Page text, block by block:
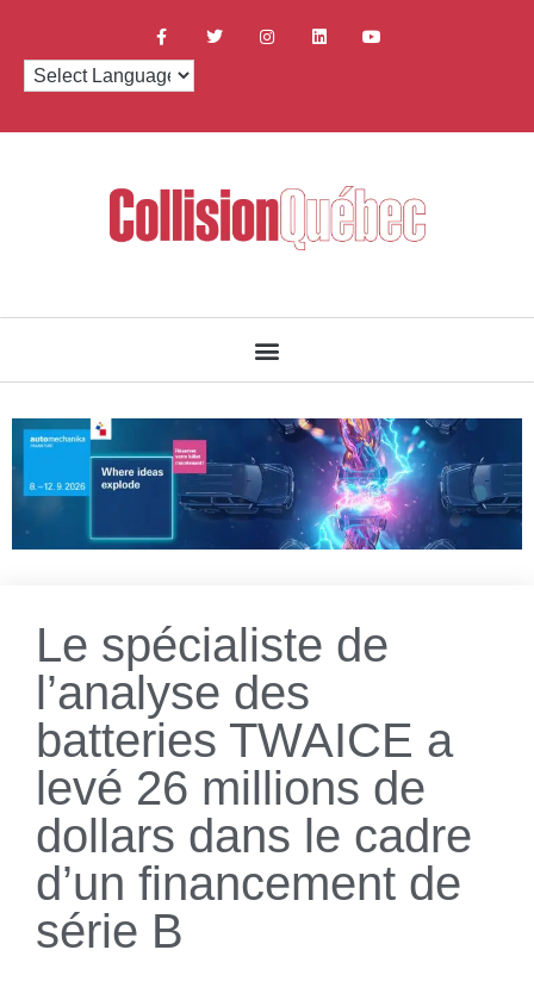
Le spécialiste de
l’analyse des
batteries TWAICE a
levé 26 millions de
dollars dans le cadre
d’un financement de
série B